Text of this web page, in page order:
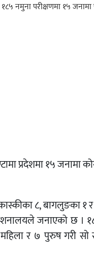
प्रदेशमा १५ जनामा
८, बागलुङका १
जनाएको छ ।
महिला र ७ पुरुष गरी